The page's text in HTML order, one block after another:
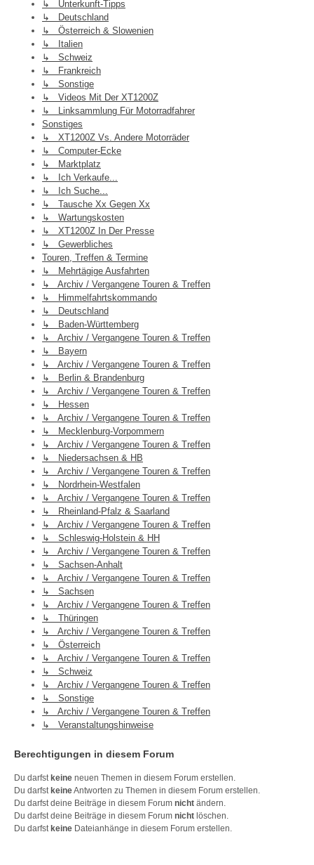
↳ Unterkunft-Tipps
↳ Deutschland
↳ Österreich & Slowenien
↳ Italien
↳ Schweiz
↳ Frankreich
↳ Sonstige
↳ Videos Mit Der XT1200Z
↳ Linksammlung Für Motorradfahrer
Sonstiges
↳ XT1200Z Vs. Andere Motorräder
↳ Computer-Ecke
↳ Marktplatz
↳ Ich Verkaufe...
↳ Ich Suche...
↳ Tausche Xx Gegen Xx
↳ Wartungskosten
↳ XT1200Z In Der Presse
↳ Gewerbliches
Touren, Treffen & Termine
↳ Mehrtägige Ausfahrten
↳ Archiv / Vergangene Touren & Treffen
↳ Himmelfahrtskommando
↳ Deutschland
↳ Baden-Württemberg
↳ Archiv / Vergangene Touren & Treffen
↳ Bayern
↳ Archiv / Vergangene Touren & Treffen
↳ Berlin & Brandenburg
↳ Archiv / Vergangene Touren & Treffen
↳ Hessen
↳ Archiv / Vergangene Touren & Treffen
↳ Mecklenburg-Vorpommern
↳ Archiv / Vergangene Touren & Treffen
↳ Niedersachsen & HB
↳ Archiv / Vergangene Touren & Treffen
↳ Nordrhein-Westfalen
↳ Archiv / Vergangene Touren & Treffen
↳ Rheinland-Pfalz & Saarland
↳ Archiv / Vergangene Touren & Treffen
↳ Schleswig-Holstein & HH
↳ Archiv / Vergangene Touren & Treffen
↳ Sachsen-Anhalt
↳ Archiv / Vergangene Touren & Treffen
↳ Sachsen
↳ Archiv / Vergangene Touren & Treffen
↳ Thüringen
↳ Archiv / Vergangene Touren & Treffen
↳ Österreich
↳ Archiv / Vergangene Touren & Treffen
↳ Schweiz
↳ Archiv / Vergangene Touren & Treffen
↳ Sonstige
↳ Archiv / Vergangene Touren & Treffen
↳ Veranstaltungshinweise
Berechtigungen in diesem Forum
Du darfst keine neuen Themen in diesem Forum erstellen.
Du darfst keineAntworten zu Themen in diesem Forum erstellen.
Du darfst deine Beiträge in diesem Forum nicht ändern.
Du darfst deine Beiträge in diesem Forum nicht löschen.
Du darfst keine Dateianhänge in diesem Forum erstellen.